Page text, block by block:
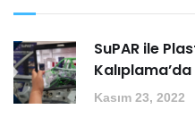
SuPAR ile
Kasım 23, 2022